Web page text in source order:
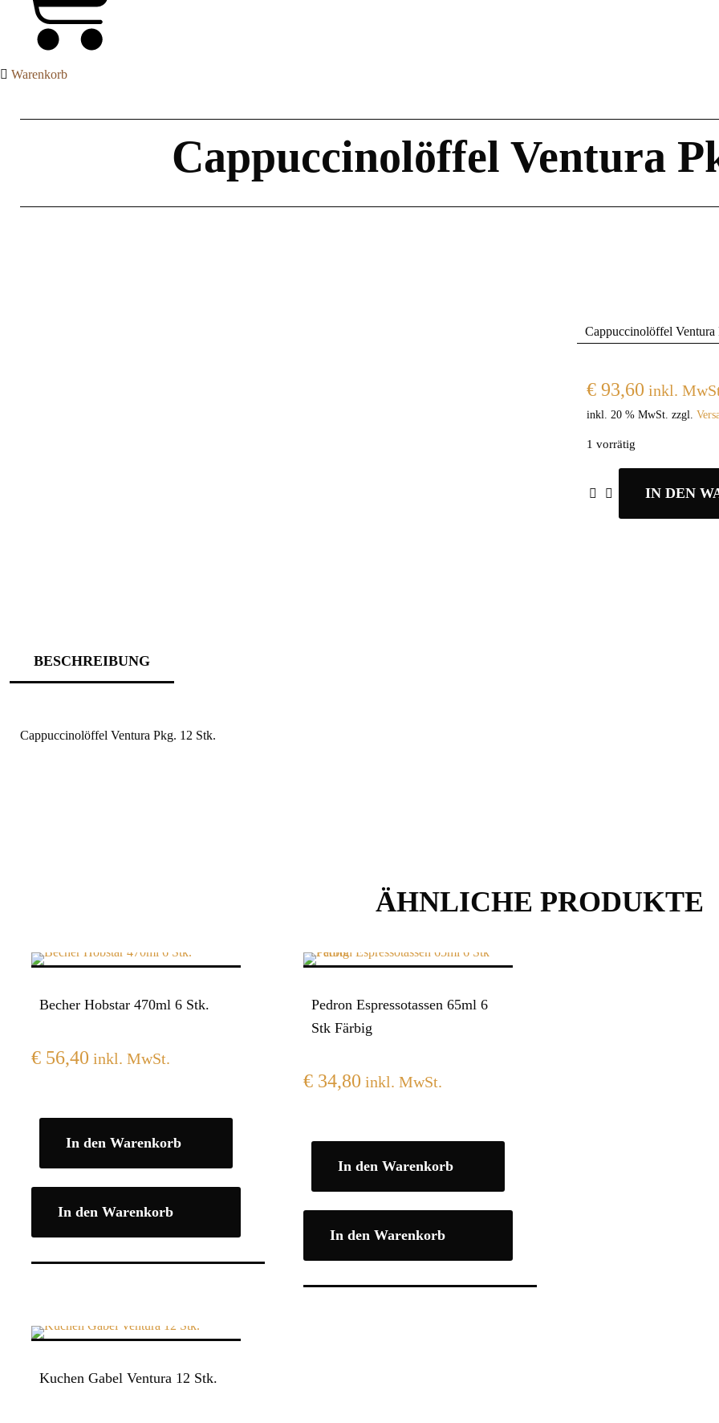
Warenkorb
Cappuccinolöffel Ventura
Cappuccinolöffel Ventura
€ 93,60 inkl.
inkl. 20 % MwSt. zzgl.
1 vorrätig
Cappuccinolöffel
IN DEN
BESCHREIBUNG
Cappuccinolöffel Ventura Pkg. 12 Stk.
ÄHNLICHE PRODUKTE
Becher Hobstar 470ml 6 Stk.
€56,40 inkl. MwSt.
In den Warenkorb
In den Warenkorb
Pedron Espressotassen 65ml 6
Stk Färbig
€ 34,80 inkl. MwSt.
In den Warenkorb
In den Warenkorb
Kuchen Gabel Ventura 12 Stk.